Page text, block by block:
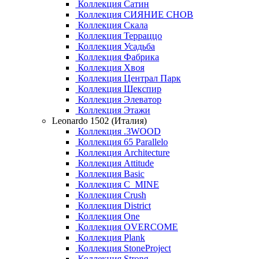
Коллекция Сатин
Коллекция СИЯНИЕ СНОВ
Коллекция Скала
Коллекция Терраццо
Коллекция Усадьба
Коллекция Фабрика
Коллекция Хвоя
Коллекция Централ Парк
Коллекция Шекспир
Коллекция Элеватор
Коллекция Этажи
Leonardo 1502 (Италия)
Коллекция .3WOOD
Коллекция 65 Parallelo
Коллекция Architecture
Коллекция Attitude
Коллекция Basic
Коллекция C_MINE
Коллекция Crush
Коллекция District
Коллекция One
Коллекция OVERCOME
Коллекция Plank
Коллекция StoneProject